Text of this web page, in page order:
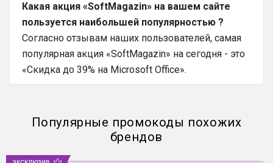
Какая акция «SoftMagazin» на вашем сайте
пользуется наибольшей популярностью ?
Согласно отзывам наших пользователей, самая
популярная акция «SoftMagazin» на сегодня - это
«Скидка до 39% на Microsoft Office».
Популярные промокоды похожих
брендов